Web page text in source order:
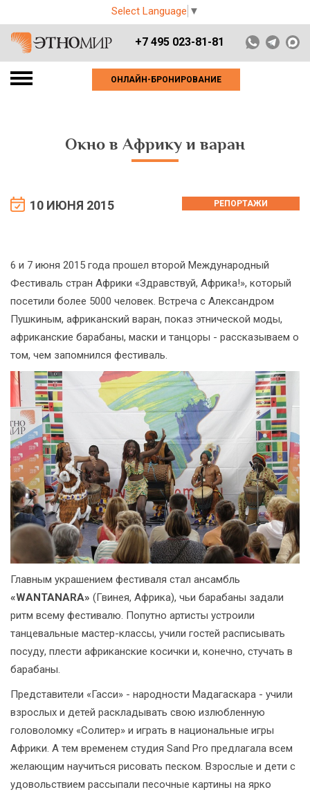
Select Language ▼
+7 495 023-81-81
ОНЛАЙН-БРОНИРОВАНИЕ
Окно в Африку и варан
10 ИЮНЯ 2015 РЕПОРТАЖИ
6 и 7 июня 2015 года прошел второй Международный
Фестиваль стран Африки «Здравствуй, Африка!», который
посетили более 5000 человек. Встреча с Александром
Пушкиным, африканский варан, показ этнической моды,
африканские барабаны, маски и танцоры - рассказываем о
том, чем запомнился фестиваль.
Главным украшением фестиваля стал ансамбль
«WANTANARA» (Гвинея, Африка), чьи барабаны задали
ритм всему фестивалю. Попутно артисты устроили
танцевальные мастер-классы, учили гостей расписывать
посуду, плести африканские косички и, конечно, стучать в
барабаны.
Представители «Гасси» - народности Мадагаскара - учили
взрослых и детей раскладывать свою излюбленную
головоломку «Солитер» и играть в национальные игры
Африки. А тем временем студия Sand Pro предлагала всем
желающим научиться рисовать песком. Взрослые и дети с
удовольствием рассыпали песочные картины на ярко